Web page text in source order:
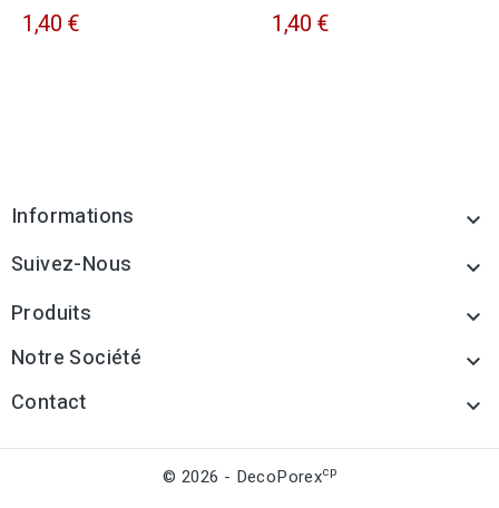
1,40 € 1,40 €
Informations 
Suivez-Nous 
Produits 
Notre Société 
Contact 
© 2026 - DecoPorexcp